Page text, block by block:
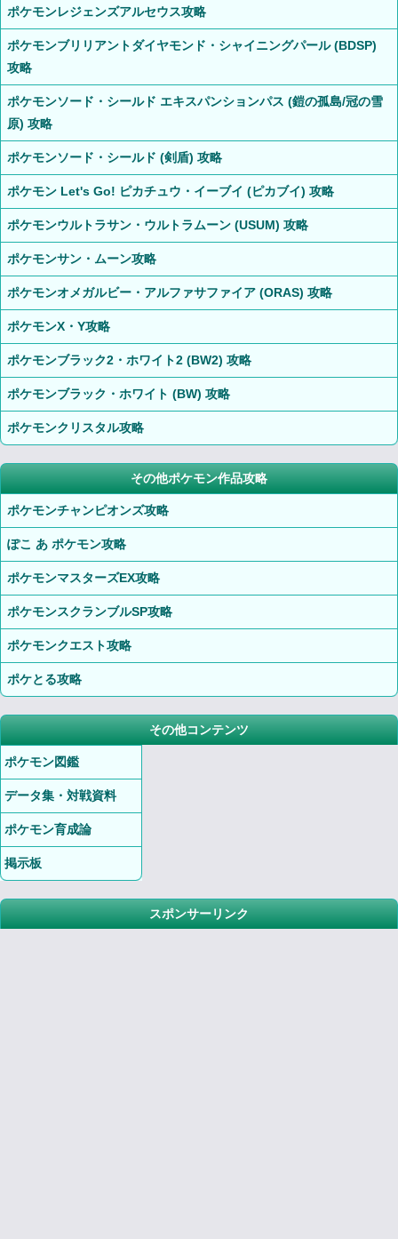
ポケモンレジェンズアルセウス攻略
ポケモンブリリアントダイヤモンド・シャイニングパール (BDSP)
攻略
ポケモンソード・シールド エキスパンションパス (鎧の孤島/冠の雪
原) 攻略
ポケモンソード・シールド (剣盾) 攻略
ポケモン Let's Go! ピカチュウ・イーブイ (ピカブイ) 攻略
ポケモンウルトラサン・ウルトラムーン (USUM) 攻略
ポケモンサン・ムーン攻略
ポケモンオメガルビー・アルファサファイア (ORAS) 攻略
ポケモンX・Y攻略
ポケモンブラック2・ホワイト2 (BW2) 攻略
ポケモンブラック・ホワイト (BW) 攻略
ポケモンクリスタル攻略
その他ポケモン作品攻略
ポケモンチャンピオンズ攻略
ぽこ あ ポケモン攻略
ポケモンマスターズEX攻略
ポケモンスクランブルSP攻略
ポケモンクエスト攻略
ポケとる攻略
その他コンテンツ
ポケモン図鑑
データ集・対戦資料
ポケモン育成論
掲示板
スポンサーリンク